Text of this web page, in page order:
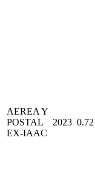
AEREA Y
POSTAL
EX-IAAC
2023 0.72